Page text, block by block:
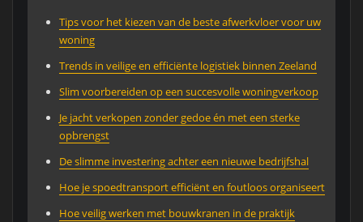
Tips voor het kiezen van de beste afwerkvloer voor uw
woning
Trends in veilige en efficiënte logistiek binnen Zeeland
Slim voorbereiden op een succesvolle woningverkoop
Je jacht verkopen zonder gedoe én met een sterke
opbrengst
De slimme investering achter een nieuwe bedrijfshal
Hoe je spoedtransport efficiënt en foutloos organiseert
Hoe veilig werken met bouwkranen in de praktijk